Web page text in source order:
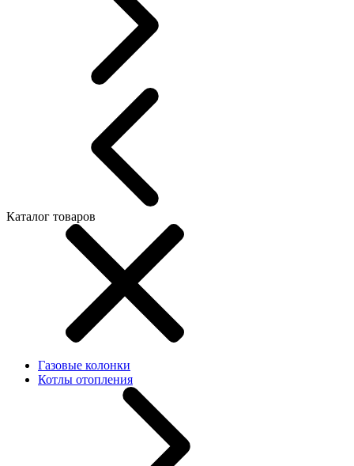
Каталог товаров
Газовые колонки
Котлы отопления